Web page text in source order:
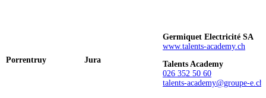
Porrentruy Jura
Germiquet Electricité SA
www.talents-academy.ch
Talents Academy
026 352 50 60
talents-academy@groupe-e.ch